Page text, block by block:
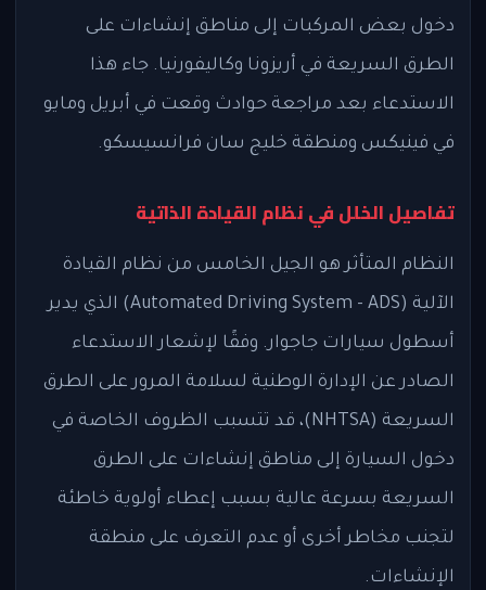
دخول بعض المركبات إلى مناطق إنشاءات على
الطرق السريعة في أريزونا وكاليفورنيا. جاء هذا
الاستدعاء بعد مراجعة حوادث وقعت في أبريل ومايو
في فينيكس ومنطقة خليج سان فرانسيسكو.
تفاصيل الخلل في نظام القيادة الذاتية
النظام المتأثر هو الجيل الخامس من نظام القيادة
الآلية (Automated Driving System - ADS) الذي يدير
أسطول سيارات جاجوار. وفقًا لإشعار الاستدعاء
الصادر عن الإدارة الوطنية لسلامة المرور على الطرق
السريعة (NHTSA)، قد تتسبب الظروف الخاصة في
دخول السيارة إلى مناطق إنشاءات على الطرق
السريعة بسرعة عالية بسبب إعطاء أولوية خاطئة
لتجنب مخاطر أخرى أو عدم التعرف على منطقة
الإنشاءات.